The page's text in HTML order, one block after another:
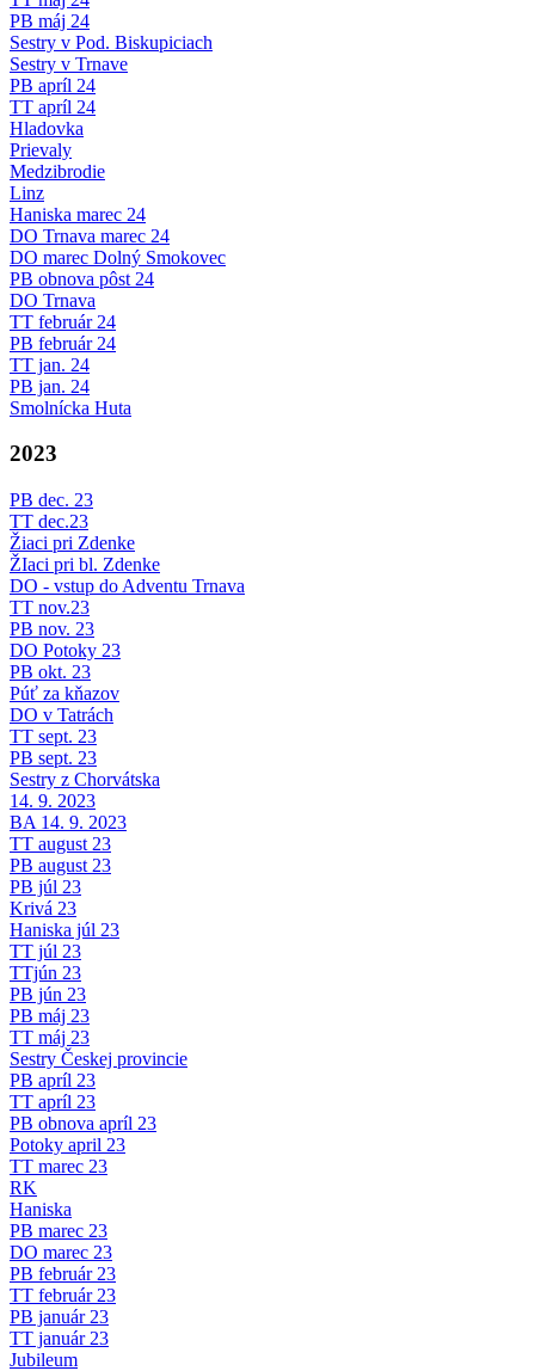
PB máj 24
Sestry v Pod. Biskupiciach
Sestry v Trnave
PB apríl 24
TT apríl 24
Hladovka
Prievaly
Medzibrodie
Linz
Haniska marec 24
DO Trnava marec 24
DO marec Dolný Smokovec
PB obnova pôst 24
DO Trnava
TT február 24
PB február 24
TT jan. 24
PB jan. 24
Smolnícka Huta
2023
PB dec. 23
TT dec.23
Žiaci pri Zdenke
ŽIaci pri bl. Zdenke
DO - vstup do Adventu Trnava
TT nov.23
PB nov. 23
DO Potoky 23
PB okt. 23
Púť za kňazov
DO v Tatrách
TT sept. 23
PB sept. 23
Sestry z Chorvátska
14. 9. 2023
BA 14. 9. 2023
TT august 23
PB august 23
PB júl 23
Krivá 23
Haniska júl 23
TT júl 23
TTjún 23
PB jún 23
PB máj 23
TT máj 23
Sestry Českej provincie
PB apríl 23
TT apríl 23
PB obnova apríl 23
Potoky april 23
TT marec 23
RK
Haniska
PB marec 23
DO marec 23
PB február 23
TT február 23
PB január 23
TT január 23
Jubileum